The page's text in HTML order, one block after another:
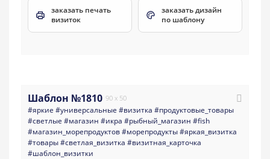
заказать печать
визиток
заказать дизайн
по шаблону
Шаблон №1810 90 x 50
#яркие #универсальные #визитка #продуктовые_товары
#светлые #магазин #икра #рыбный_магазин #fish
#магазин_морепродуктов#морепродукты#яркая_визитка
#товары#светлая_визитка #визитная_карточка
#шаблон_визитки